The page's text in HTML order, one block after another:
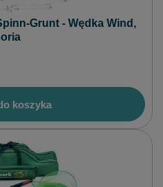
Grunt - Wędka Wind,
koszyka